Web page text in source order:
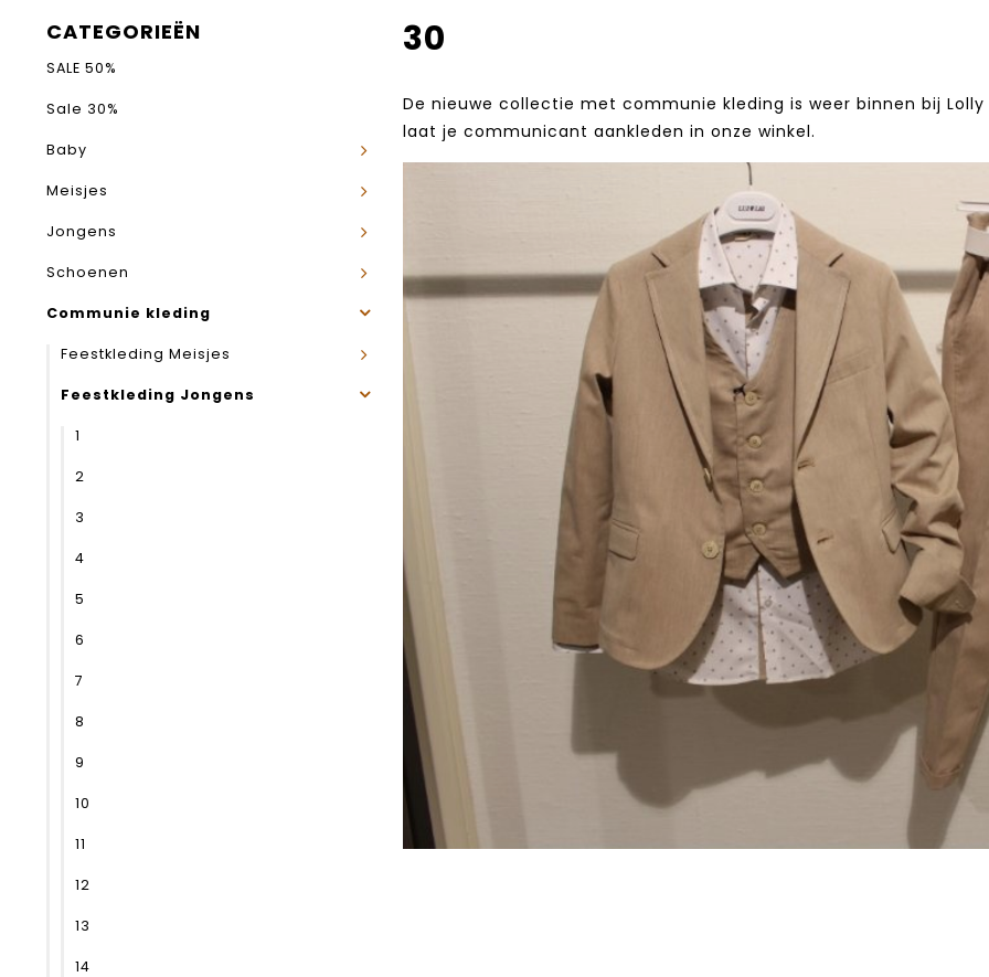
CATEGORIEËN
SALE 50%
Sale 30%
Baby
Meisjes
Jongens
Schoenen
Communie kleding
Feestkleding Meisjes
Feestkleding Jongens
1
2
3
4
5
6
7
8
9
10
11
12
13
14
30
De nieuwe collectie met communie kleding is weer binnen bij Lolly
laat je communicant aankleden in onze winkel.